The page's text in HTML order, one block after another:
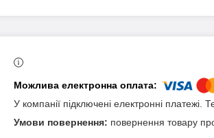
У компанії підключені електронні
повернення товару